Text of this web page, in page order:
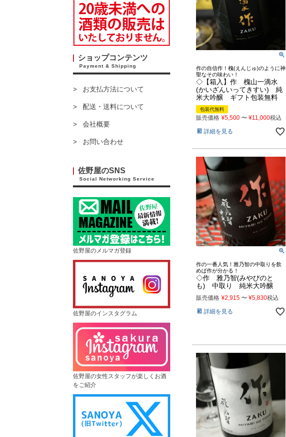
ショップコンテンツ
Payment & Shipping
お支払方法について
配送・送料について
会社概要
お問い合わせ
佐野屋のSNS
Social Networking Service
佐野屋のメルマガ登録
佐野屋のインスタグラム
佐野屋の女性スタッフが楽しくお酒
をご紹介
作の自信作！槐(えんじゅ)のように神
聖なその味わい！
◇【箱入】作 槐山一滴水
(かいざんいってきすい) 純
米大吟醸 ギフト包装無料
包装代無料
販売価格 ¥5,500 〜 ¥11,000税込
詳細を見る
作の一番人気！雅乃智の中取りを飲
めば作が分かる！
◇作 雅乃智(みやびのと
も) 中取り 純米大吟醸
販売価格 ¥2,915 〜 ¥5,830税込
詳細を見る